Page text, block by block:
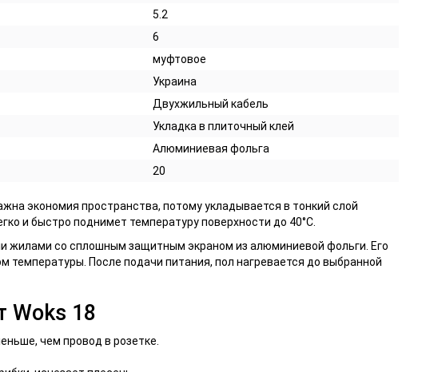
5.2
6
муфтовое
Украина
Двухжильный кабель
Укладка в плиточный клей
Алюминиевая фольга
20
экономия пространства, потому укладывается в тонкий слой
и быстро поднимет температуру поверхности до 40°С.
жилами со сплошным защитным экраном из алюминиевой фольги. Его
температуры. После подачи питания, пол нагревается до выбранной
Woks 18
чем провод в розетке.